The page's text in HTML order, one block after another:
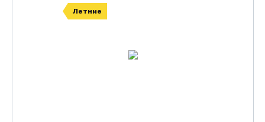
Летние